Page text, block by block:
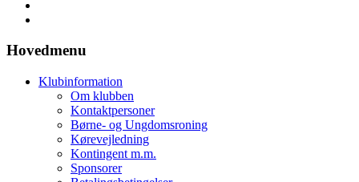
Hovedmenu
Klubinformation
Om klubben
Kontaktpersoner
Børne- og Ungdomsroning
Kørevejledning
Kontingent m.m.
Sponsorer